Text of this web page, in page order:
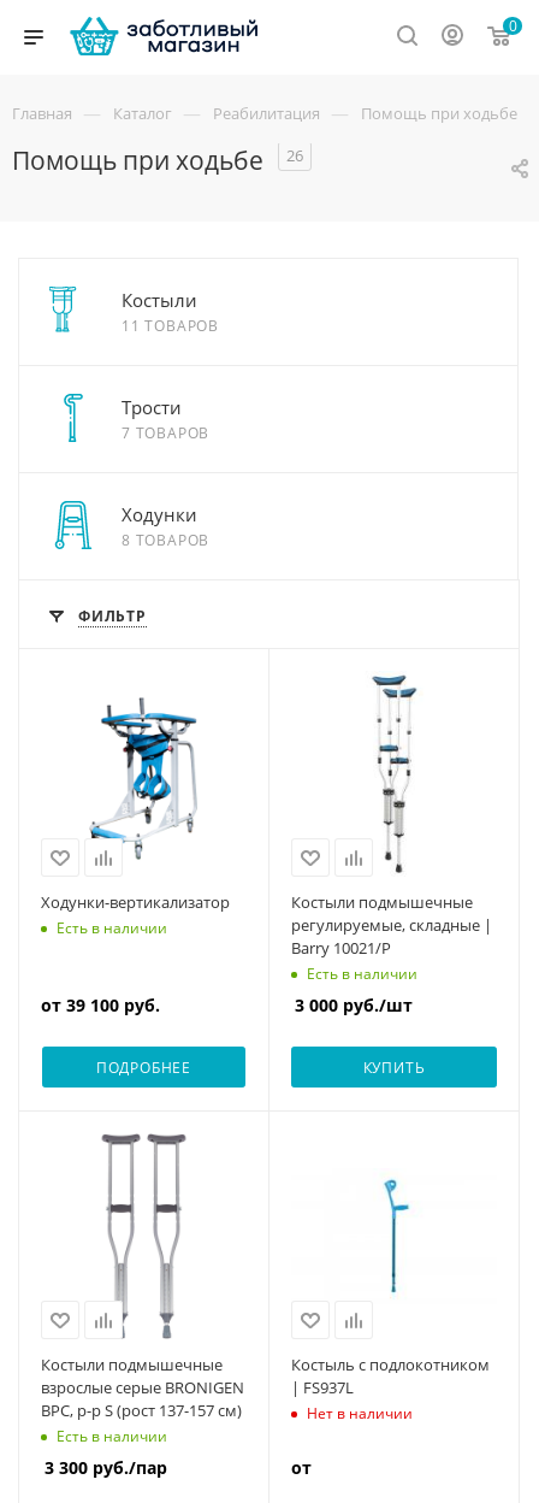
0
Главная — Каталог — Реабилитация — Помощь при ходьбе
Помощь при ходьбе 26
Костыли
11 ТОВАРОВ
Трости
7 ТОВАРОВ
Ходунки
8 ТОВАРОВ
ФИЛЬТР
Ходунки-вертикализатор
Есть в наличии
от 39 100 руб.
ПОДРОБНЕЕ
Костыли подмышечные
регулируемые, складные |
Barry 10021/P
Есть в наличии
3 000 руб./шт
КУПИТЬ
Костыли подмышечные
взрослые серые BRONIGEN
BPC, р-р S (рост 137-157 см)
Есть в наличии
3 300 руб./пар
Костыль с подлокотником
| FS937L
Нет в наличии
от